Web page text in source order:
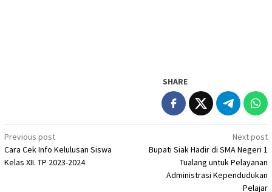
SHARE
Post
navigation
Previous post
Cara Cek Info Kelulusan Siswa
Kelas XII. TP 2023-2024
Next post
Bupati Siak Hadir di SMA Negeri 1
Tualang untuk Pelayanan
Administrasi Kependudukan
Pelajar